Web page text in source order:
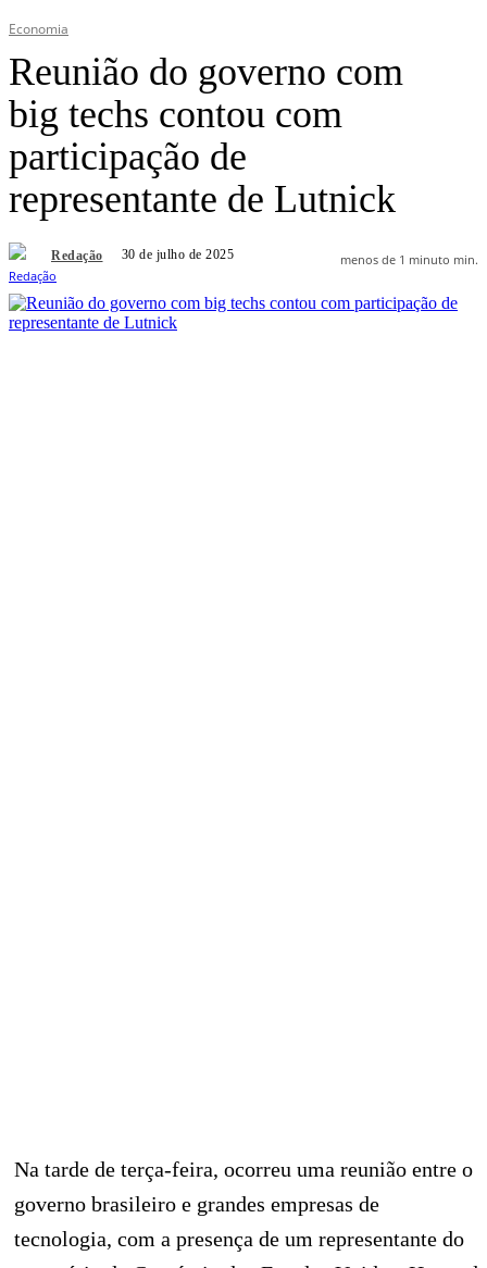
Economia
Reunião do governo com
big techs contou com
participação de
representante de Lutnick
Redação 30 de julho de 2025 menos de 1 minuto min.
Na tarde de terça-feira, ocorreu uma reunião entre o
governo brasileiro e grandes empresas de
tecnologia, com a presença de um representante do